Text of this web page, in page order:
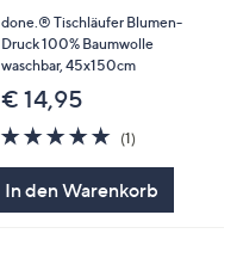
done.® Tischläufer Blumen-
Druck 100% Baumwolle
waschbar, 45x150cm
€ 14,95
5.0
von
(1)1
In den Warenkorb